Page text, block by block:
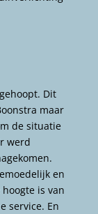
Dit
maar
de situatie
werd
en
is van
service. En